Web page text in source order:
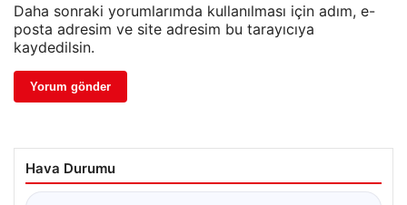
Daha sonraki yorumlarımda kullanılması için adım, e-
posta adresim ve site adresim bu tarayıcıya
kaydedilsin.
Hava Durumu